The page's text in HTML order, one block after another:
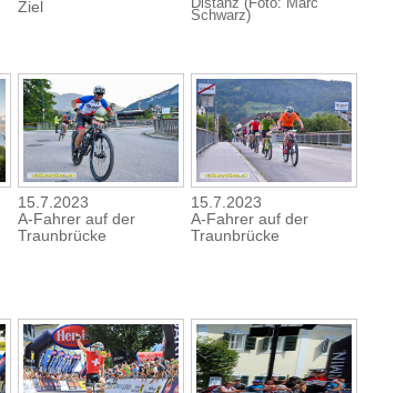
Ziel
Distanz (Foto: Marc
Schwarz)
15.7.2023
A-Fahrer auf der
Traunbrücke
15.7.2023
A-Fahrer auf der
Traunbrücke